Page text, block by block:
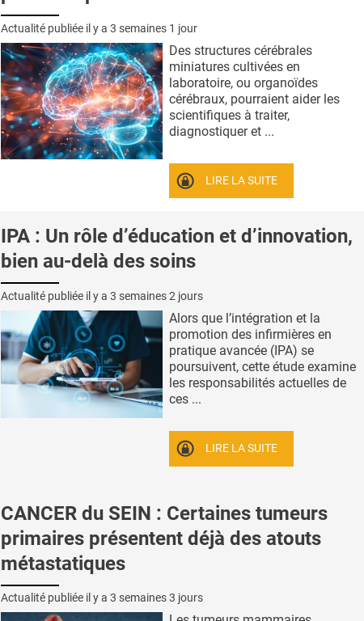
Actualité publiée il y a 3 semaines 1 jour
Des structures cérébrales
miniatures cultivées en
laboratoire, ou organoïdes
cérébraux, pourraient aider les
scientifiques à traiter,
diagnostiquer et ...
LIRE LA SUITE
IPA : Un rôle d’éducation et d’innovation,
bien au-delà des soins
Actualité publiée il y a 3 semaines 2 jours
Alors que l’intégration et la
promotion des infirmières en
pratique avancée (IPA) se
poursuivent, cette étude examine
les responsabilités actuelles de
ces ...
LIRE LA SUITE
CANCER du SEIN : Certaines tumeurs
primaires présentent déjà des atouts
métastatiques
Actualité publiée il y a 3 semaines 3 jours